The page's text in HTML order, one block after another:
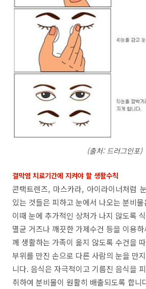
(출처: 드러그인포)
결막염 치료기간에 지켜야 할 생활수칙
콘택트렌즈, 마스카라, 아이라이너처럼
있는 것들은 피하고 눈에서 나오는 분비
이때 눈에 추가적인 상처가 나지 않도록
멸균 거즈나 깨끗한 가제수건 등을 이용
께 생활하는 가족이 옮지 않도록 수건을
부위를 만진 손으로 다른 사람의 눈을 만
니다. 음식은 자극적이고 기름진 음식을
취하여 분비물이 원활히 배출되도록 합니